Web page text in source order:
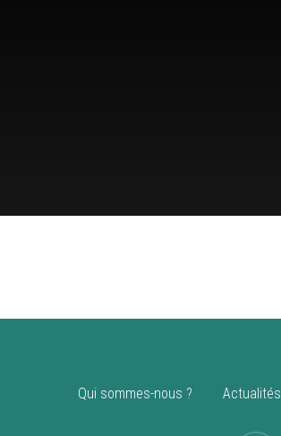
Qui sommes-nous ? Actualités